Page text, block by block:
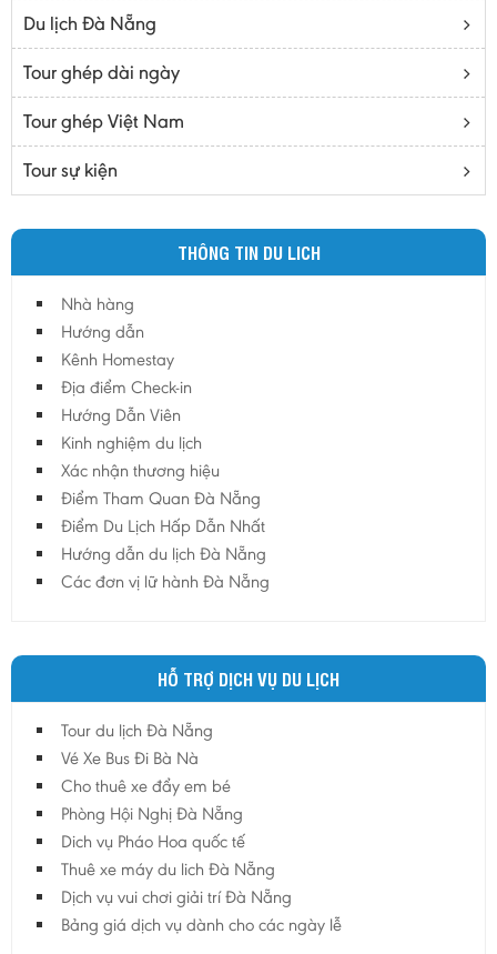
Cà mau
Cao Bằng
Daknông
Đồng Nai
Đồng Tháp
Đắc Lắc
Hà Nam
Hà Tĩnh
Hà Tây
Hòa Bình
Hậu Giang
Hải Dương
Hải Phòng
Hưng Yên
Lào Cai
Lâm Đồng
Lai Châu
Lạng Sơn
Long An
Nam Định
Nghệ An
Du lịch Đà Nẵng
Tour ghép dài ngày
Tour ghép Việt Nam
Tour sự kiện
THÔNG TIN DU LICH
Nhà hàng
Hướng dẫn
Kênh Homestay
Địa điểm Check-in
Hướng Dẫn Viên
Kinh nghiệm du lịch
Xác nhận thương hiệu
Điểm Tham Quan Đà Nẵng
Điểm Du Lịch Hấp Dẫn Nhất
Hướng dẫn du lịch Đà Nẵng
Các đơn vị lữ hành Đà Nẵng
HỖ TRỢ DỊCH VỤ DU LỊCH
Tour du lịch Đà Nẵng
Vé Xe Bus Đi Bà Nà
Cho thuê xe đẩy em bé
Phòng Hội Nghị Đà Nẵng
Dich vụ Pháo Hoa quốc tế
Thuê xe máy du lich Đà Nẵng
Dịch vụ vui chơi giải trí Đà Nẵng
Bảng giá dịch vụ dành cho các ngày lễ